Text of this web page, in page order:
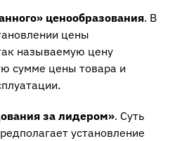
ценообразования. В
цены
называемую цену
сумме цены товара и
за лидером». Суть
установление